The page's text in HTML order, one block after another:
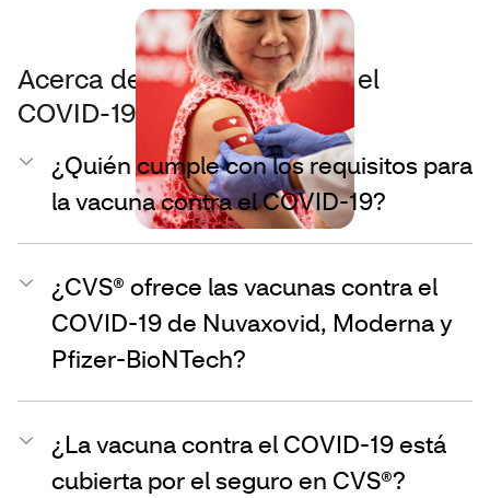
Acerca de la vacuna contra el
COVID-19
¿Quién cumple con los requisitos para
la vacuna contra el COVID-19?
¿CVS® ofrece las vacunas contra el
COVID-19 de Nuvaxovid, Moderna y
Pfizer-BioNTech?
¿La vacuna contra el COVID-19 está
cubierta por el seguro en CVS®?